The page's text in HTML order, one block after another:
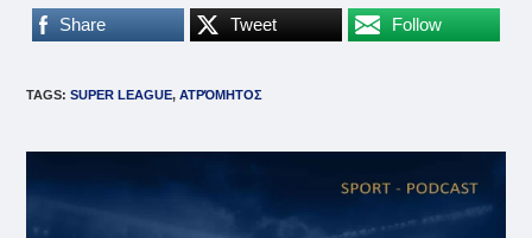
Share Tweet Follow
TAGS:SUPER LEAGUE, ΑΤΡΌΜΗΤΟΣ